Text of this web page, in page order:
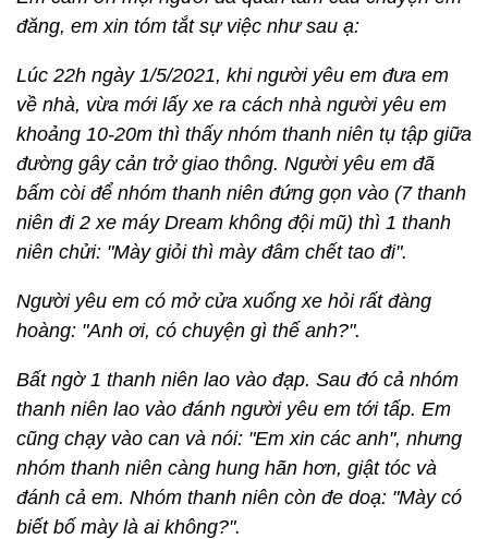
đăng, em xin tóm tắt sự việc như sau ạ:
Lúc 22h ngày 1/5/2021, khi người yêu em đưa em
về nhà, vừa mới lấy xe ra cách nhà người yêu em
khoảng 10-20m thì thấy nhóm thanh niên tụ tập giữa
đường gây cản trở giao thông. Người yêu em đã
bấm còi để nhóm thanh niên đứng gọn vào (7 thanh
niên đi 2 xe máy Dream không đội mũ) thì 1 thanh
niên chửi: "Mày giỏi thì mày đâm chết tao đi".
Người yêu em có mở cửa xuống xe hỏi rất đàng
hoàng: "Anh ơi, có chuyện gì thế anh?".
Bất ngờ 1 thanh niên lao vào đạp. Sau đó cả nhóm
thanh niên lao vào đánh người yêu em tới tấp. Em
cũng chạy vào can và nói: "Em xin các anh", nhưng
nhóm thanh niên càng hung hãn hơn, giật tóc và
đánh cả em. Nhóm thanh niên còn đe doạ: "Mày có
biết bố mày là ai không?".